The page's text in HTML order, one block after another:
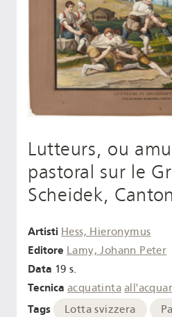
Lutteurs, ou
pastoral sur le
Scheidek,
Artisti Hess, Hieronymus
Editore Lamy, Johann Peter
Data 19 s.
Tecnica acquatinta
Tags Lotta svizzera